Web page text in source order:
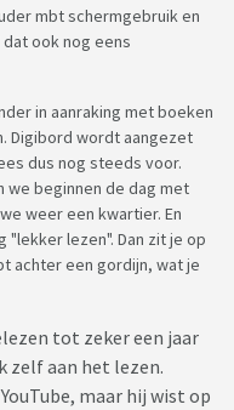
mbt schermgebruik en
ook nog eens
in aanraking met boeken
Digibord wordt aangezet
dus nog steeds voor.
we beginnen de dag met
weer een kwartier. En
lezen". Dan zit je op
achter een gordijn, wat je
tot zeker een jaar
zelf aan het lezen.
maar hij wist op